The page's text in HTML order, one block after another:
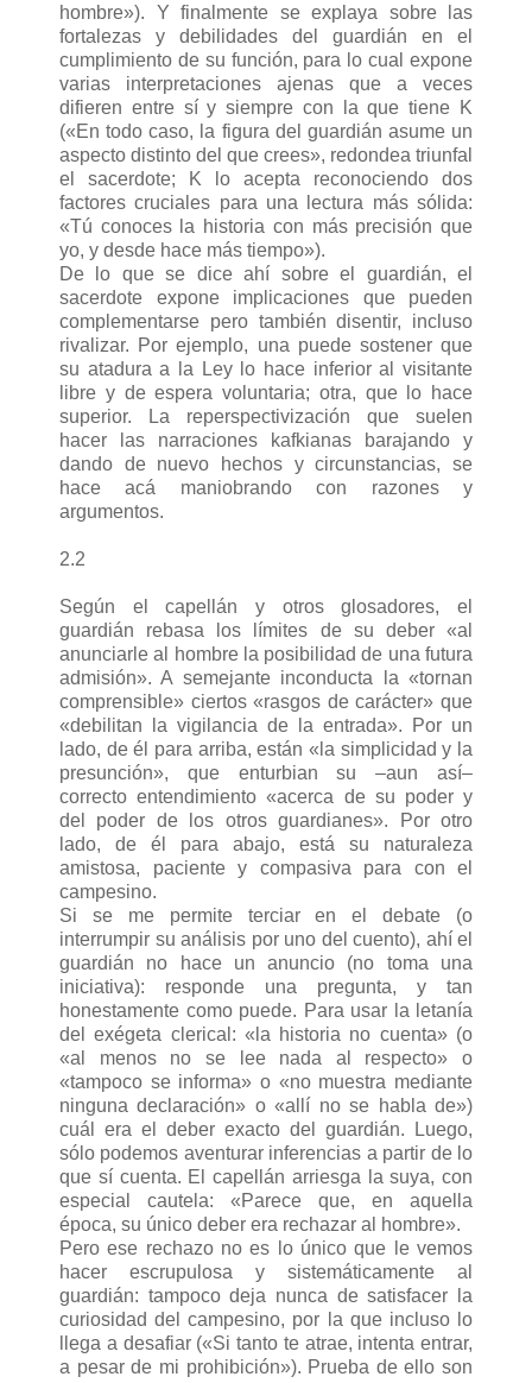
hombre»). Y finalmente se explaya sobre las
fortalezas y debilidades del guardián en el
cumplimiento de su función, para lo cual expone
varias interpretaciones ajenas que a veces
difieren entre sí y siempre con la que tiene K
(«En todo caso, la figura del guardián asume un
aspecto distinto del que crees», redondea triunfal
el sacerdote; K lo acepta reconociendo dos
factores cruciales para una lectura más sólida:
«Tú conoces la historia con más precisión que
yo, y desde hace más tiempo»).
De lo que se dice ahí sobre el guardián, el
sacerdote expone implicaciones que pueden
complementarse pero también disentir, incluso
rivalizar. Por ejemplo, una puede sostener que
su atadura a la Ley lo hace inferior al visitante
libre y de espera voluntaria; otra, que lo hace
superior. La reperspectivización que suelen
hacer las narraciones kafkianas barajando y
dando de nuevo hechos y circunstancias, se
hace acá maniobrando con razones y
argumentos.
2.2
Según el capellán y otros glosadores, el
guardián rebasa los límites de su deber «al
anunciarle al hombre la posibilidad de una futura
admisión». A semejante inconducta la «tornan
comprensible» ciertos «rasgos de carácter» que
«debilitan la vigilancia de la entrada». Por un
lado, de él para arriba, están «la simplicidad y la
presunción», que enturbian su –aun así–
correcto entendimiento «acerca de su poder y
del poder de los otros guardianes». Por otro
lado, de él para abajo, está su naturaleza
amistosa, paciente y compasiva para con el
campesino.
Si se me permite terciar en el debate (o
interrumpir su análisis por uno del cuento), ahí el
guardián no hace un anuncio (no toma una
iniciativa): responde una pregunta, y tan
honestamente como puede. Para usar la letanía
del exégeta clerical: «la historia no cuenta» (o
«al menos no se lee nada al respecto» o
«tampoco se informa» o «no muestra mediante
ninguna declaración» o «allí no se habla de»)
cuál era el deber exacto del guardián. Luego,
sólo podemos aventurar inferencias a partir de lo
que sí cuenta. El capellán arriesga la suya, con
especial cautela: «Parece que, en aquella
época, su único deber era rechazar al hombre».
Pero ese rechazo no es lo único que le vemos
hacer escrupulosa y sistemáticamente al
guardián: tampoco deja nunca de satisfacer la
curiosidad del campesino, por la que incluso lo
llega a desafiar («Si tanto te atrae, intenta entrar,
a pesar de mi prohibición»). Prueba de ello son